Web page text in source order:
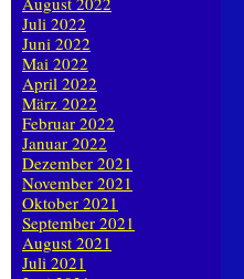
Juli 2022
Juni 2022
Mai 2022
April 2022
März 2022
Februar 2022
Januar 2022
Dezember 2021
November 2021
Oktober 2021
September 2021
August 2021
Juli 2021